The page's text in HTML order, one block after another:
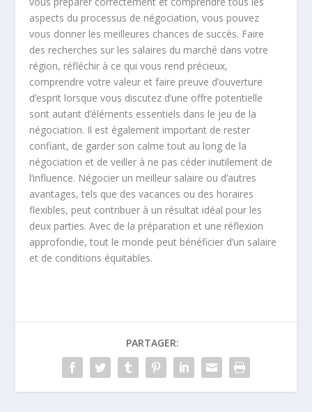
aspects du processus de négociation, vous pouvez
vous donner les meilleures chances de succès. Faire
des recherches sur les salaires du marché dans votre
région, réfléchir à ce qui vous rend précieux,
comprendre votre valeur et faire preuve d’ouverture
d’esprit lorsque vous discutez d’une offre potentielle
sont autant d’éléments essentiels dans le jeu de la
négociation. Il est également important de rester
confiant, de garder son calme tout au long de la
négociation et de veiller à ne pas céder inutilement de
l’influence. Négocier un meilleur salaire ou d’autres
avantages, tels que des vacances ou des horaires
flexibles, peut contribuer à un résultat idéal pour les
deux parties. Avec de la préparation et une réflexion
approfondie, tout le monde peut bénéficier d’un salaire
et de conditions équitables.
PARTAGER: